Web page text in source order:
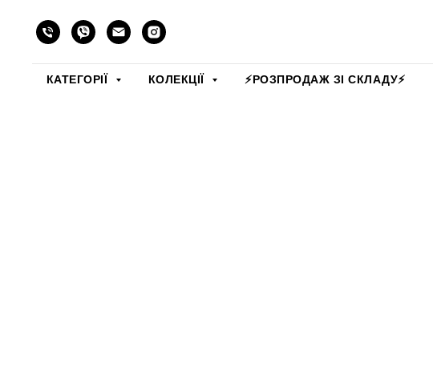
КАТЕГОРІЇ КОЛЕКЦІЇ ⚡️РОЗПРОДАЖ ЗІ СКЛАДУ⚡️